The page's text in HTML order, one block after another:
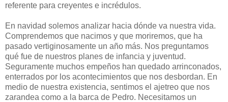
referente para creyentes e incrédulos.
En navidad solemos analizar hacia dónde va nuestra vida.
Comprendemos que nacimos y que moriremos, que ha
pasado vertiginosamente un año más. Nos preguntamos
qué fue de nuestros planes de infancia y juventud.
Seguramente muchos empeños han quedado arrinconados,
enterrados por los acontecimientos que nos desbordan. En
medio de nuestra existencia, sentimos el ajetreo que nos
zarandea como a la barca de Pedro. Necesitamos un